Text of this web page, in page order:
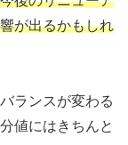
が出るかもしれ
ランスが変わる
値にはきちんと